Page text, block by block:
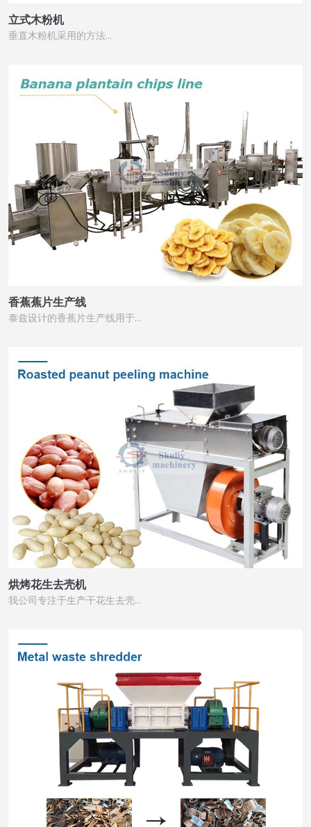
立式木粉机
垂直木粉机采用的方法…
香蕉蕉片生产线
泰兹设计的香蕉片生产线用于…
烘烤花生去壳机
我公司专注于生产干花生去壳…